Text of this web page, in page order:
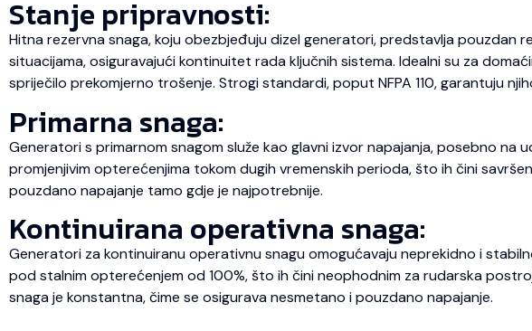
Stanje pripravnosti:
Hitna rezervna snaga, koju obezbjeđuju dizel generatori, predstavlja pouzdan
situacijama, osiguravajući kontinuitet rada ključnih sistema. Idealni su za
spriječilo prekomjerno trošenje. Strogi standardi, poput NFPA 110, garantuju
Primarna snaga:
Generatori s primarnom snagom služe kao glavni izvor napajanja, posebno
promjenjivim opterećenjima tokom dugih vremenskih perioda, što ih čini
pouzdano napajanje tamo gdje je najpotrebnije.
Kontinuirana operativna snaga:
Generatori za kontinuiranu operativnu snagu omogućavaju neprekidno i
pod stalnim opterećenjem od 100%, što ih čini neophodnim za rudarska
snaga je konstantna, čime se osigurava nesmetano i pouzdano napajanje.